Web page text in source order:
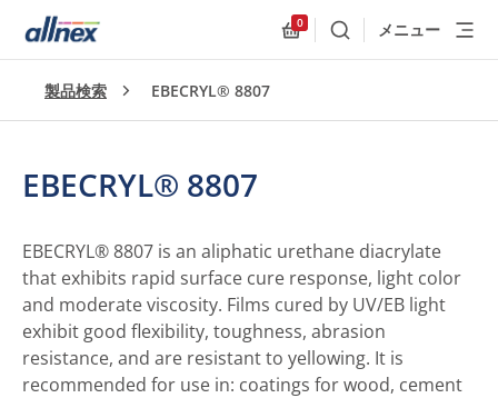
0
検索 メニュー
製品検索 EBECRYL® 8807
EBECRYL® 8807
EBECRYL® 8807 is an aliphatic urethane diacrylate
that exhibits rapid surface cure response, light color
and moderate viscosity. Films cured by UV/EB light
exhibit good flexibility, toughness, abrasion
resistance, and are resistant to yellowing. It is
recommended for use in: coatings for wood, cement